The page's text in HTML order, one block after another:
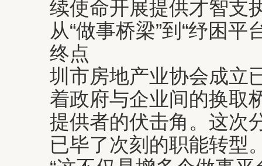
续使命开展提供才智支
从“做事桥梁”到“纾困
终点
圳市房地产业协会成立
着政府与企业间的换取
提供者的伏击角。这次
已毕了次刻的职能转型